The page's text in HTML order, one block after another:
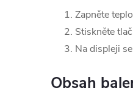
Zapněte
Stiskněte
Na displeji
Obsah